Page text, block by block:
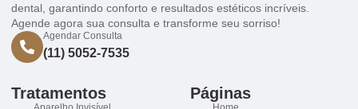
dental, garantindo conforto e resultados estéticos incríveis.
Agende agora sua consulta e transforme seu sorriso!
Agendar Consulta
(11) 5052-7535
Tratamentos Páginas